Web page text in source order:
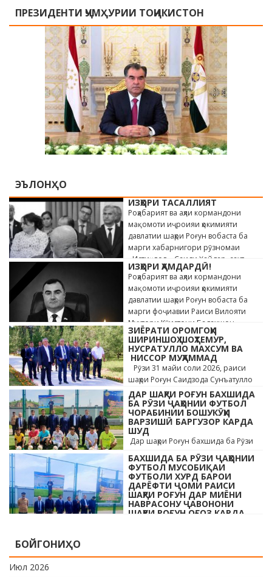
ПРЕЗИДЕНТИ ҶУМҲУРИИ ТОҶИКИСТОН
ЭЪЛОНҲО
ИЗҲОРИ ТАСАЛЛИЯТ
Роҳабарият ва аҳли кормандони
мақомоти иҷроияи ҳокимияти
давлатии шаҳри Роғун вобаста ба
марги хабарнигори рӯзномаи
«Истиқлол» Саиди Ҳайдар, сахт
андӯҳгин …
ИЗҲОРИ ҲАМДАРДӢ!
Роҳабарият ва аҳли кормандони
мақомоти иҷроияи ҳокимияти
давлатии шаҳри Роғун вобаста ба
марги фоҷиавии Раиси Вилояти
Мухтори Кӯҳистони Бадахшон
Алишер …
ЗИЁРАТИ ОРОМГОҲИ
ШИРИНШОҲ ШОҲТЕМУР,
НУСРАТУЛЛО МАХСУМ ВА
НИССОР МУҲАММАД
Рӯзи 31 майи соли 2026, раиси
шаҳри Роғун Саидзода Сунъатулло
бо ҳайъати кормандони дастгоҳи
раиси шаҳр ва роҳбарони мақомотҳои
…
ДАР ШАҲРИ РОҒУН БАХШИДА
БА РӮЗИ ҶАҲОНИИ ФУТБОЛ
ЧОРАБИНИИ БОШУКӮҲИ
ВАРЗИШӢ БАРГУЗОР КАРДА
ШУД
Дар шаҳри Роғун бахшида ба Рӯзи
ҷавонони Тоҷикистон ва Рӯзи
ҷаҳонии футбол бо иштироки 10
даста мусобиқаи кушоди шаҳри аз …
БАХШИДА БА РӮЗИ ҶАҲОНИИ
ФУТБОЛ МУСОБИҚАИ
ФУТБОЛИ ХУРД БАРОИ
ДАРЁФТИ ҶОМИ РАИСИ
ШАҲРИ РОҒУН ДАР МИЁНИ
НАВРАСОНУ ҶАВОНОНИ
ШАҲРИ РОҒУН ОҒОЗ КАРДА
ҷаҳонии футбол бо иштироки 10
БОЙГОНИҲО
Июл 2026